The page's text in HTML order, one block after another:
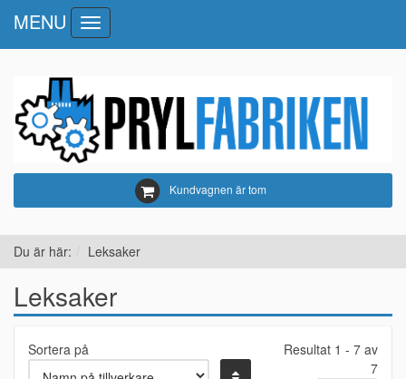
Kundvagnen är tom
MENU
Toggle
navigation
Du är här: Leksaker
Leksaker
Sortera på
Resultat 1 - 7 av
7